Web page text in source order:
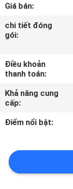
CHUYẾN
THAM
NHÀ
MÁY
KIỂM
SOÁT
LƯỢNG
Giá bán:
chi tiết đóng
gói:
Điều khoản
thanh toán:
Khả năng cung
cấp:
Điểm nổi bật: